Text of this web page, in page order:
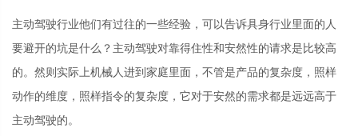
主动驾驶行业他们有过往的一些经验，可以告诉具身行业里面的人
要避开的坑是什么？主动驾驶对靠得住性和安然性的请求是比较高
的。然则实际上机械人进到家庭里面，不管是产品的复杂度，照样
动作的维度，照样指令的复杂度，它对于安然的需求都是远远高于
主动驾驶的。